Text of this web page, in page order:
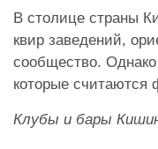
​В столице страны
квир заведений,
сообщество.
которые считаются
Клубы и бары